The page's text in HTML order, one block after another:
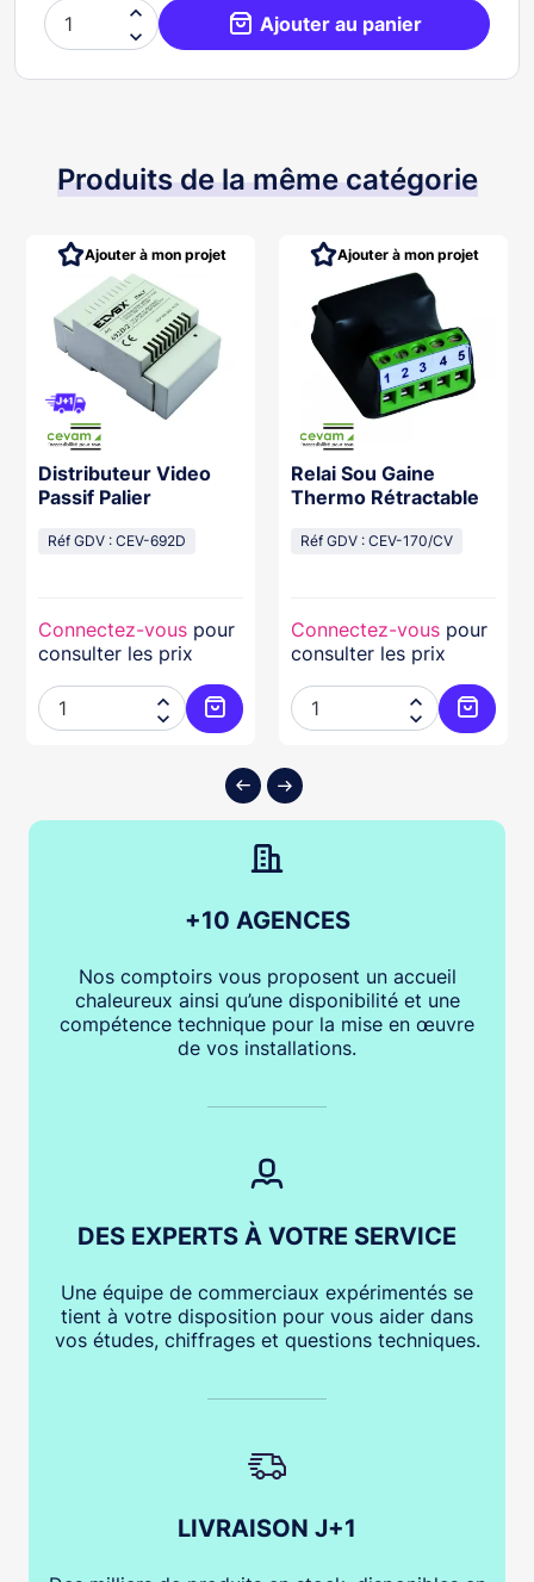

 Ajouter au panier
Produits de la même catégorie
au panier
Distributeur Video
Passif Palier
Réf GDV : CEV-692D
Connectez-vous pour
consulter les prix


Ajouter au panier
Ajouter à mon projet
Relai Sou Gaine
Thermo Rétractable
Réf GDV : CEV-170/CV
Connectez-vous pour
consulter les prix


Ajouter à mon projet
+10 AGENCES
Nos comptoirs vous proposent un accueil
chaleureux ainsi qu’une disponibilité et une
compétence technique pour la mise en œuvre
de vos installations.
DES EXPERTS À VOTRE SERVICE
Une équipe de commerciaux expérimentés se
tient à votre disposition pour vous aider dans
vos études, chiffrages et questions techniques.
LIVRAISON J+1